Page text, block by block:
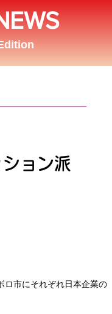
ョン派
ロ市にそれぞれ日本企業の